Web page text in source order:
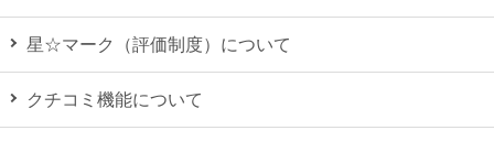
星☆マーク（評価制度）について
クチコミ機能について